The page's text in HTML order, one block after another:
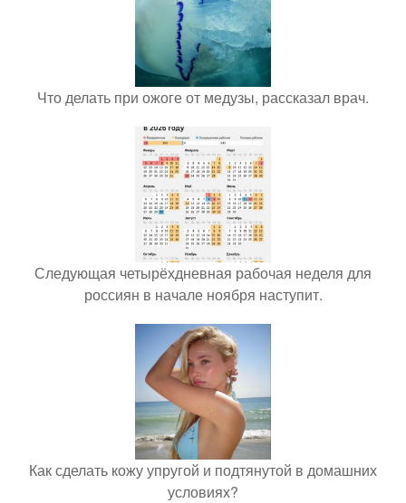
Что делать при ожоге от медузы, рассказал врач.
Следующая четырёхдневная рабочая неделя для
россиян в начале ноября наступит.
Как сделать кожу упругой и подтянутой в домашних
условиях?